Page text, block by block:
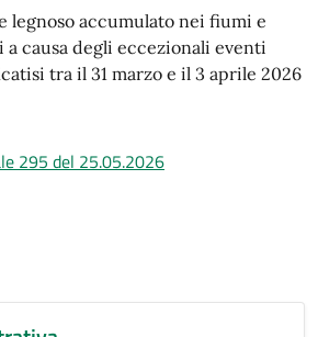
legnoso accumulato nei fiumi e
a causa degli eccezionali eventi
tra il 31 marzo e il 3 aprile 2026
295 del 25.05.2026